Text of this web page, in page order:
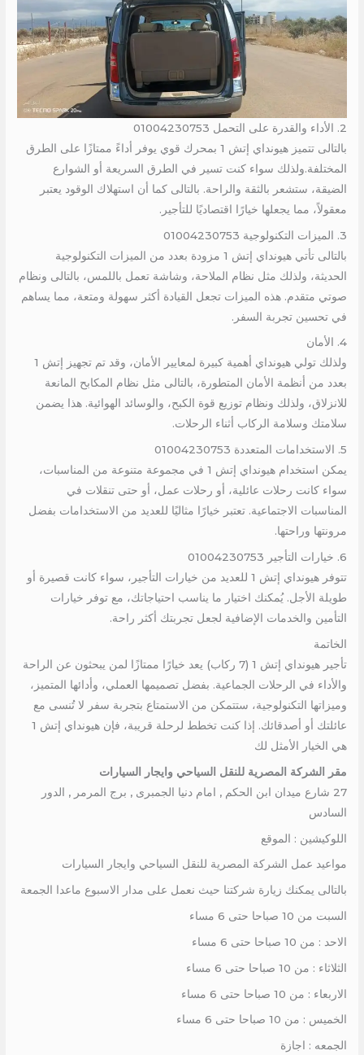
2. الأداء والقدرة على التحمل 01004230753
بالتالى تتميز هيونداي إتش 1 بمحرك قوي يوفر أداءً ممتازًا على الطرق
المختلفة.ولذلك سواء كنت تسير في الطرق السريعة أو الشوارع
الضيقة، ستشعر بالثقة والراحة. بالتالى كما أن استهلاك الوقود يعتبر
معقولاً، مما يجعلها خيارًا اقتصاديًا للتأجير.
3. الميزات التكنولوجية 01004230753
بالتالى تأتي هيونداي إتش 1 مزودة بعدد من الميزات التكنولوجية
الحديثة، ولذلك مثل نظام الملاحة، وشاشة تعمل باللمس، بالتالى ونظام
صوتي متقدم. هذه الميزات تجعل القيادة أكثر سهولة ومتعة، مما يساهم
في تحسين تجربة السفر.
4. الأمان
ولذلك تولي هيونداي أهمية كبيرة لمعايير الأمان، وقد تم تجهيز إتش 1
بعدد من أنظمة الأمان المتطورة، بالتالى مثل نظام المكابح المانعة
للانزلاق، ولذلك ونظام توزيع قوة الكبح، والوسائد الهوائية. هذا يضمن
سلامتك وسلامة الركاب أثناء الرحلات.
5. الاستخدامات المتعددة 01004230753
يمكن استخدام هيونداي إتش 1 في مجموعة متنوعة من المناسبات،
سواء كانت رحلات عائلية، أو رحلات عمل، أو حتى تنقلات في
المناسبات الاجتماعية. تعتبر خيارًا مثاليًا للعديد من الاستخدامات بفضل
مرونتها وراحتها.
6. خيارات التأجير 01004230753
تتوفر هيونداي إتش 1 للعديد من خيارات التأجير، سواء كانت قصيرة أو
طويلة الأجل. يُمكنك اختيار ما يناسب احتياجاتك، مع توفر خيارات
التأمين والخدمات الإضافية لجعل تجربتك أكثر راحة.
الخاتمة
تأجير هيونداي إتش 1 (7 ركاب) يعد خيارًا ممتازًا لمن يبحثون عن الراحة
والأداء في الرحلات الجماعية. بفضل تصميمها العملي، وأدائها المتميز،
وميزاتها التكنولوجية، ستتمكن من الاستمتاع بتجربة سفر لا تُنسى مع
عائلتك أو أصدقائك. إذا كنت تخطط لرحلة قريبة، فإن هيونداي إتش 1
هي الخيار الأمثل لك
مقر الشركة المصرية للنقل السياحي وايجار السيارات
27 شارع ميدان ابن الحكم , امام دنيا الجمبرى , برج المرمر , الدور
السادس
اللوكيشين : الموقع
مواعيد عمل الشركة المصرية للنقل السياحي وايجار السيارات
بالتالى يمكنك زيارة شركتنا حيث نعمل على مدار الاسبوع ماعدا الجمعة
السبت من 10 صباحا حتى 6 مساء
الاحد : من 10 صباحا حتى 6 مساء
الثلاثاء : من 10 صباحا حتى 6 مساء
الاربعاء : من 10 صباحا حتى 6 مساء
الخميس : من 10 صباحا حتى 6 مساء
الجمعه : اجازة